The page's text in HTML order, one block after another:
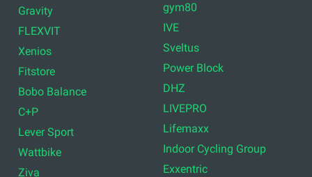
Gravity
FLEXVIT
Xenios
Fitstore
Bobo Balance
C+P
Lever Sport
Wattbike
Ziva
gym80
IVE
Sveltus
Power Block
DHZ
LIVEPRO
Lifemaxx
Indoor Cycling Group
Exxentric